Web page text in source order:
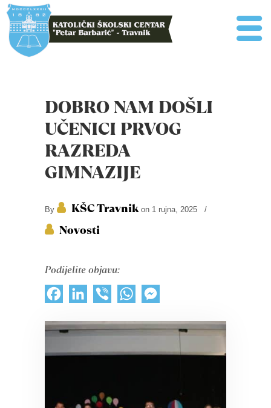
DOBRO NAM DOŠLI
UČENICI PRVOG
RAZREDA
GIMNAZIJE
By KŠC Travnikon 1 rujna, 2025 /
Novosti
Podijelite objavu:
FacebookLinkedInViber WhatsApp